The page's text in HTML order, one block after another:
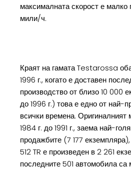
максималната скорост е малко
мили/ч.
Краят на гамата Testarossa
1996 г., когато е доставен
производство от близо 10 000
до 1996 г.) това е едно от най-
всички времена. Оригиналният
1984 г. до 1991 г., заема най-
продажбите (7 177
512 TR е произведен в 2 261
последните 501 автомобила са